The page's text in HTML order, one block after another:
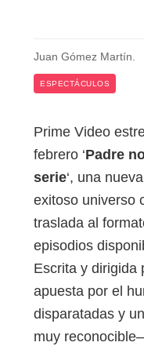
Juan Gómez Martín.
ESPECTÁCULOS
Prime Video
febrero ‘Padre
serie‘, una
exitoso universo
traslada al
episodios
Escrita y dirigida
apuesta por el
disparatadas y
muy